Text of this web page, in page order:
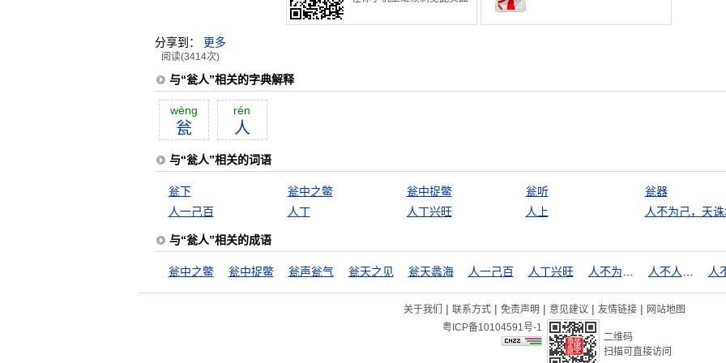
分享到： 更多
阅读(3414次)
与“瓮人”相关的字典解释
wèng
瓮
rén
人
与“瓮人”相关的词语
瓮下 瓮中之鳖 瓮中捉鳖 瓮听
瓮器
人一己百
人丁 人丁兴旺 人上 人不为己，天
与“瓮人”相关的成语
瓮中之鳖 瓮中捉鳖 瓮声瓮气 瓮天之见 瓮天蠡海 人一己百 人丁兴旺
关于我们 | 联系方式 | 免责声明 | 意见建议 | 友情链接 | 网站地图
粤ICP备10104591号-1
二维码
扫描可直接访问